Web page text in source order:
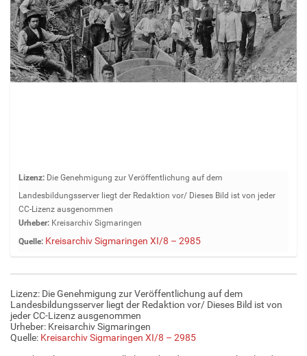
Z
e
i
g
B
i
l
n
v
o
Lizenz: Die Genehmigung zur Veröffentlichung auf dem
Landesbildungsserver liegt der Redaktion vor/ Dieses Bild ist von jeder
CC-Lizenz ausgenommen
Urheber: Kreisarchiv Sigmaringen
Quelle: Kreisarchiv Sigmaringen XI/8 – 2985
Lizenz: Die Genehmigung zur Veröffentlichung auf dem
Landesbildungsserver liegt der Redaktion vor/ Dieses Bild ist von
jeder CC-Lizenz ausgenommen
Urheber: Kreisarchiv Sigmaringen
Quelle: Kreisarchiv Sigmaringen XI/8 – 2985